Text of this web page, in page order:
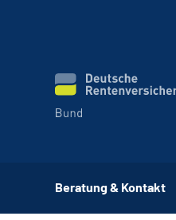
Beratung & Kontakt